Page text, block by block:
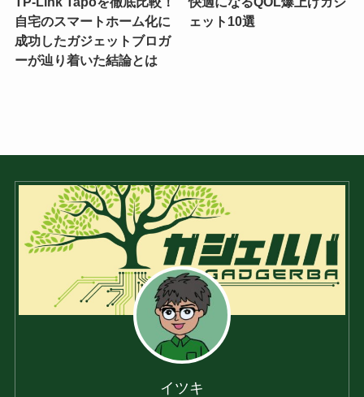
自宅のスマートホーム化に
成功したガジェットブロガ
ーが辿り着いた結論とは
ェット10選
イツキ